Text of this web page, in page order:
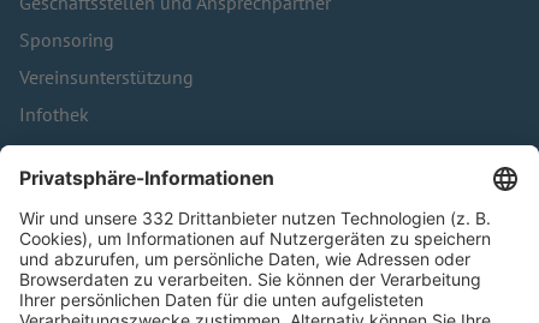
Sponsoring
Vereinsunterstützung
Infothek
Kontakt
HÄUFIG BESUCHTE SEITEN
Pässe und Vereinswechsel
Trainerausbildung